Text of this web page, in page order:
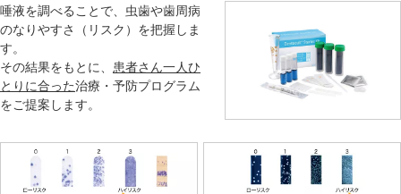
唾液を調べることで、虫歯や歯周病
のなりやすさ（リスク）を把握しま
す。
その結果をもとに、 患者さん一人ひ
とりに合った治療・予防プログラム
をご提案します。